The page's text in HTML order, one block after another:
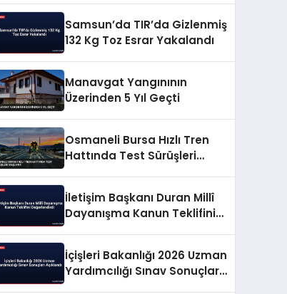
Samsun’da TIR’da Gizlenmiş
132 Kg Toz Esrar Yakalandı
Manavgat Yangınının
Üzerinden 5 Yıl Geçti
Osmaneli Bursa Hızlı Tren
Hattında Test Sürüşleri
İletişim Başkanı Duran Millî
Dayanışma Kanun Teklifini
İçişleri Bakanlığı 2026 Uzman
Yardımcılığı Sınav Sonuçları